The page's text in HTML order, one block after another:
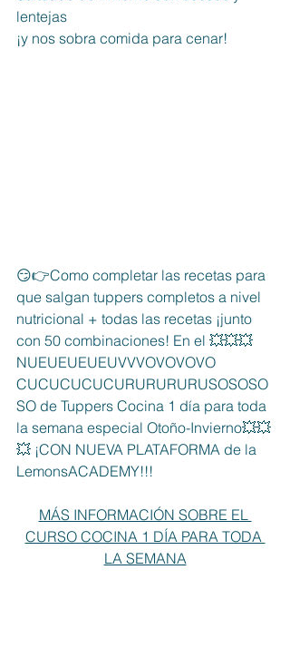
lentejas
¡y nos sobra comida para cenar!
😏👉Como completar las recetas para
que salgan tuppers completos a nivel
nutricional + todas las recetas ¡junto
con 50 combinaciones! En el 💥💥💥
NUEUEUEUEUVVVOVOVOVO
CUCUCUCUCURURURURUSOSOSO
SO de Tuppers Cocina 1 día para toda
la semana especial Otoño-Invierno💥💥
💥 ¡CON NUEVA PLATAFORMA de la
LemonsACADEMY!!!
MÁS INFORMACIÓN SOBRE EL
CURSO COCINA 1 DÍA PARA TODA
LA SEMANA